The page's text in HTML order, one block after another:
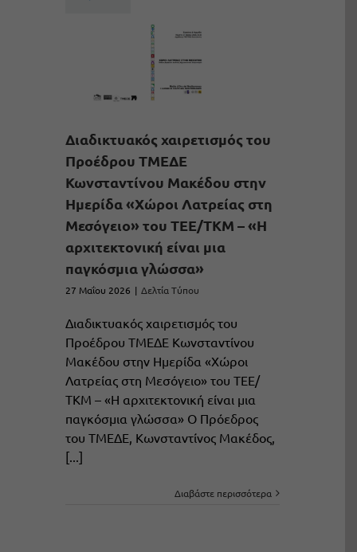
Διαδικτυακός χαιρετισμός του
Προέδρου ΤΜΕΔΕ
Κωνσταντίνου Μακέδου στην
Ημερίδα «Χώροι Λατρείας στη
Μεσόγειο» του ΤΕΕ/ΤΚΜ – «Η
αρχιτεκτονική είναι μια
παγκόσμια γλώσσα»
27 Μαΐου 2026 | Δελτία Τύπου
Διαδικτυακός χαιρετισμός του
Προέδρου ΤΜΕΔΕ Κωνσταντίνου
Μακέδου στην Ημερίδα «Χώροι
Λατρείας στη Μεσόγειο» του ΤΕΕ/
ΤΚΜ – «Η αρχιτεκτονική είναι μια
παγκόσμια γλώσσα» Ο Πρόεδρος
του ΤΜΕΔΕ, Κωνσταντίνος Μακέδος,
[...]
Διαβάστε περισσότερα